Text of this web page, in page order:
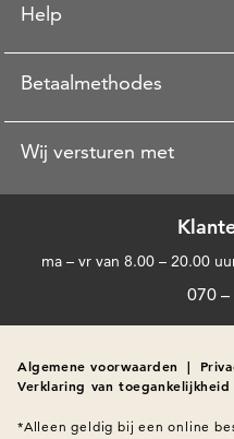
Help
Betaalmethodes
Wij versturen met
ma – vr van 8.00 – 20.00
070 –
Algemene voorwaarden |
Verklaring van toegankelijkheid
*Alleen geldig bij een online